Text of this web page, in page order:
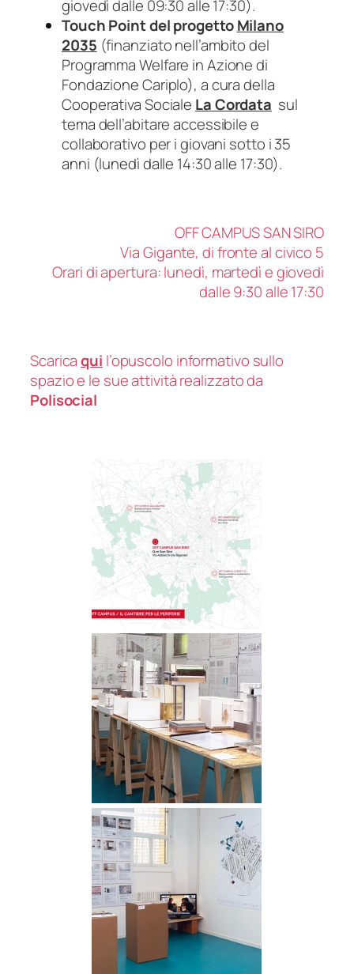
giovedì dalle 09:30 alle 17:30).
Touch Point del progettoMilano
2035 (finanziato nell’ambito del
Programma Welfare in Azione di
Fondazione Cariplo), a cura della
Cooperativa Sociale La Cordata sul
tema dell’abitare accessibile e
collaborativo per i giovani sotto i 35
anni (lunedì dalle 14:30 alle 17:30).
OFF CAMPUS SAN SIRO
Via Gigante, di fronte al civico 5
Orari di apertura: lunedì, martedì e giovedì
dalle 9:30 alle 17:30
Scaricaqui l’opuscolo informativo sullo
spazio e le sue attività realizzato da
Polisocial